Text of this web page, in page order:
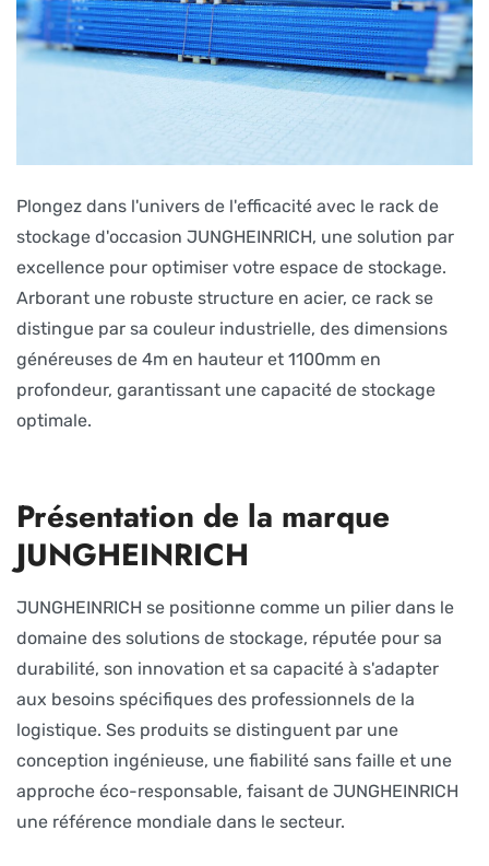
Plongez dans l'univers de l'efficacité avec le rack de
stockage d'occasion JUNGHEINRICH, une solution par
excellence pour optimiser votre espace de stockage.
Arborant une robuste structure en acier, ce rack se
distingue par sa couleur industrielle, des dimensions
généreuses de 4m en hauteur et 1100mm en
profondeur, garantissant une capacité de stockage
optimale.
Présentation de la marque
JUNGHEINRICH
JUNGHEINRICH se positionne comme un pilier dans le
domaine des solutions de stockage, réputée pour sa
durabilité, son innovation et sa capacité à s'adapter
aux besoins spécifiques des professionnels de la
logistique. Ses produits se distinguent par une
conception ingénieuse, une fiabilité sans faille et une
approche éco-responsable, faisant de JUNGHEINRICH
une référence mondiale dans le secteur.